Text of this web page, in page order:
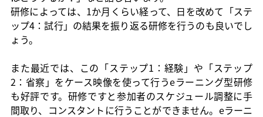
研修によっては、1か月くらい経って、日を改めて「ステ
ップ4：試行」の結果を振り返る研修を行うのも良いでし
ょう。
また最近では、この「ステップ1：経験」や「ステップ
2：省察」をケース映像を使って行うeラーニング型研修
も好評です。研修ですと参加者のスケジュール調整に手
間取り、コンスタントに行うことができません。eラーニ